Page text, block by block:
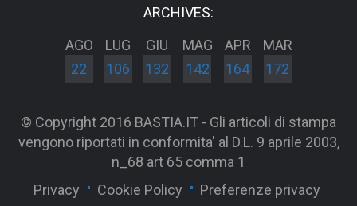
ARCHIVES:
AGO
22
LUG
106
GIU
132
MAG
142
APR
164
MAR
172
© Copyright 2016 BASTIA.IT - Gli articoli di stampa
vengono riportati in conformita' al D.L. 9 aprile 2003,
n_68 art 65 comma 1
Privacy
Cookie Policy Preferenze privacy